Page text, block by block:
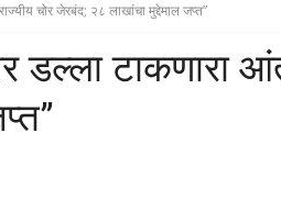
चोर जेरबंद; २८ लाखांचा मुद्देमाल जप्त”
डल्ला टाकणारा